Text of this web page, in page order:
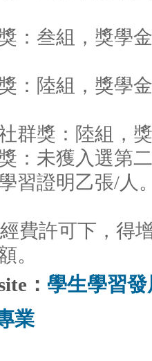
，獎學金 5,000元/組及學習證明乙
組，獎學金 3,500元/組及學習證明乙
：未獲入選第
習證明乙張/人
費許可下，得
。
： 學生學習
業